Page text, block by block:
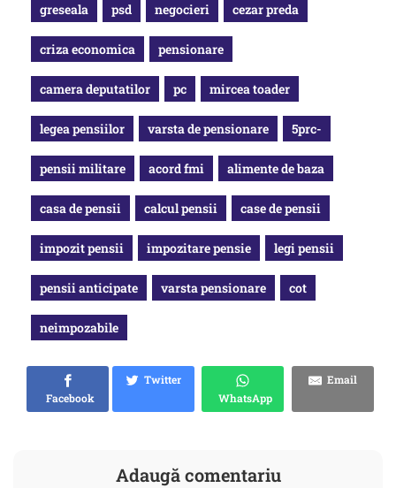
greseala psd negocieri cezar preda
criza economica pensionare
camera deputatilor pc mircea toader
legea pensiilor varsta de pensionare 5prc-
pensii militare acord fmi alimente de baza
casa de pensii calcul pensii case de pensii
impozit pensii impozitare pensie legi pensii
pensii anticipate varsta pensionare cot
neimpozabile
Facebook
Twitter
WhatsApp
Email
Adaugă comentariu